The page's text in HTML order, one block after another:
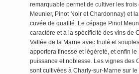
remarquable permet de cultiver les trois
Meunier, Pinot Noir et Chardonnay) et
cuvée de qualité. Le cépage Pinot
caractère et à la spécificité des vins de
Vallée de la Marne avec fruité et
apportera finesse et légèreté, et enfin le
puissance et noblesse. Les vignes des
sont cultivées à Charly-sur-Marne sur le